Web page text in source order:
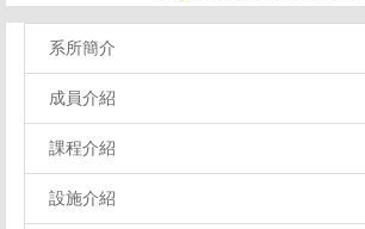
系所簡介
成員介紹
課程介紹
設施介紹